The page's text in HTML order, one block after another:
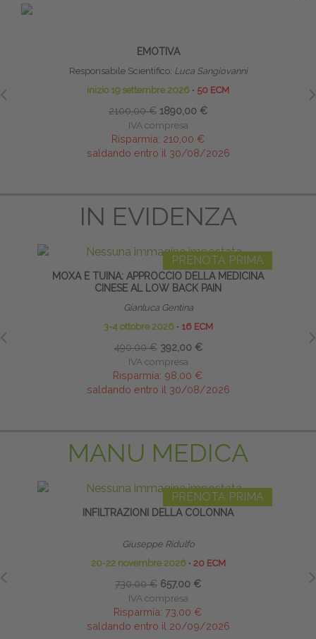
EMOTIVA
Responsabile Scientifico: Luca Sangiovanni
inizio 19 settembre 2026 ∙ 50 ECM
2100,00 € 1890,00 €
IVA compresa
Risparmia: 210,00 €
saldando entro il 30/08/2026
IN EVIDENZA
PRENOTA PRIMA
MOXA E TUINA: APPROCCIO DELLA MEDICINA
CINESE AL LOW BACK PAIN
Gianluca Gentina
3-4 ottobre 2026 ∙ 16 ECM
490,00 € 392,00 €
IVA compresa
Risparmia: 98,00 €
saldando entro il 30/08/2026
MANU MEDICA
PRENOTA PRIMA
INFILTRAZIONI DELLA COLONNA
Giuseppe Ridulfo
20-22 novembre 2026∙ 20 ECM
730,00 € 657,00 €
IVA compresa
Risparmia: 73,00 €
saldando entro il 20/09/2026